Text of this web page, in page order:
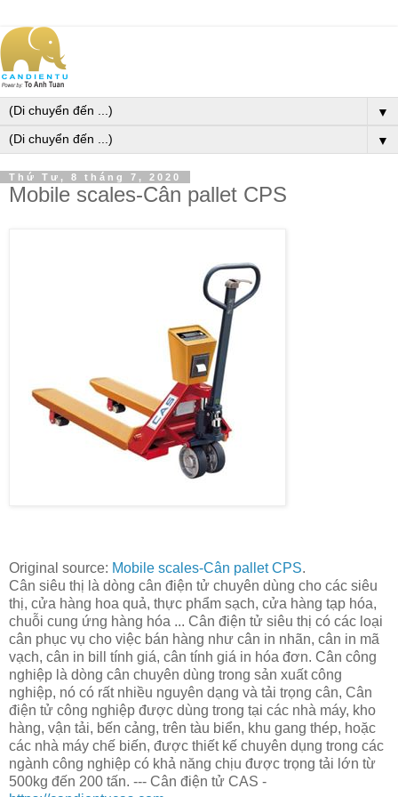
▼
▼
Thứ Tư, 8 tháng 7, 2020
Mobile scales-Cân pallet CPS
Original source: Mobile scales-Cân pallet CPS.
Cân siêu thị là dòng cân điện tử chuyên dùng cho các siêu
thị, cửa hàng hoa quả, thực phẩm sạch, cửa hàng tạp hóa,
chuỗi cung ứng hàng hóa ... Cân điện tử siêu thị có các loại
cân phục vụ cho việc bán hàng như cân in nhãn, cân in mã
vạch, cân in bill tính giá, cân tính giá in hóa đơn. Cân công
nghiệp là dòng cân chuyên dùng trong sản xuất công
nghiệp, nó có rất nhiều nguyên dạng và tải trọng cân, Cân
điện tử công nghiệp được dùng trong tại các nhà máy, kho
hàng, vận tải, bến cảng, trên tàu biển, khu gang thép, hoặc
các nhà máy chế biến, được thiết kế chuyên dụng trong các
ngành công nghiệp có khả năng chịu được trọng tải lớn từ
500kg đến 200 tấn. --- Cân điện tử CAS -